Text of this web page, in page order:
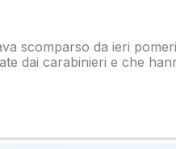
scomparso da ieri
dai carabinieri e che